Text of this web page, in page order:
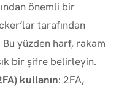
önemli bir
tarafından
yüzden harf, rakam
bir şifre belirleyin.
kullanın: 2FA,